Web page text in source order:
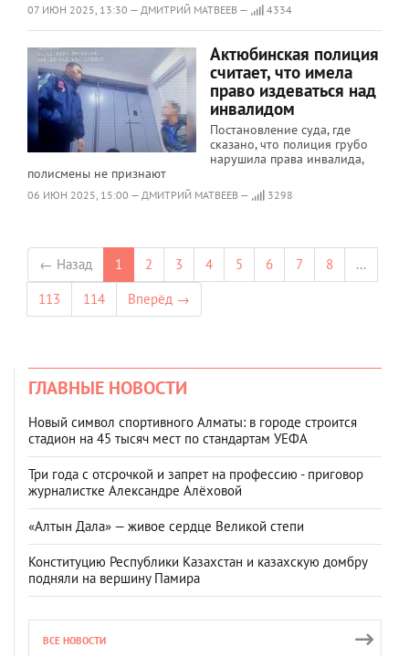
07 ИЮН 2025, 13:30 — ДМИТРИЙ МАТВЕЕВ — 4334
Актюбинская полиция
считает, что имела
право издеваться над
инвалидом
Постановление суда, где
сказано, что полиция грубо
нарушила права инвалида,
полисмены не признают
06 ИЮН 2025, 15:00 — ДМИТРИЙ МАТВЕЕВ — 3298
← Назад 1 2 3 4 5 6 7 8
...
113
114 Вперёд →
ГЛАВНЫЕ НОВОСТИ
Новый символ спортивного Алматы: в городе строится
стадион на 45 тысяч мест по стандартам УЕФА
Три года с отсрочкой и запрет на профессию - приговор
журналистке Александре Алёховой
«Алтын Дала» — живое сердце Великой степи
Конституцию Республики Казахстан и казахскую домбру
подняли на вершину Памира
ВСЕ НОВОСТИ